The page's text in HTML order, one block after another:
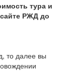
тура и
РЖД до
то далее вы